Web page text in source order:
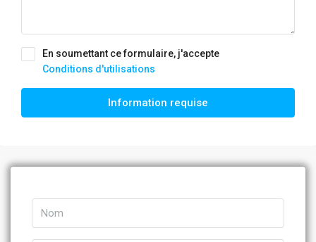
En soumettant ce formulaire, j'accepte
Conditions d'utilisations
Information requise